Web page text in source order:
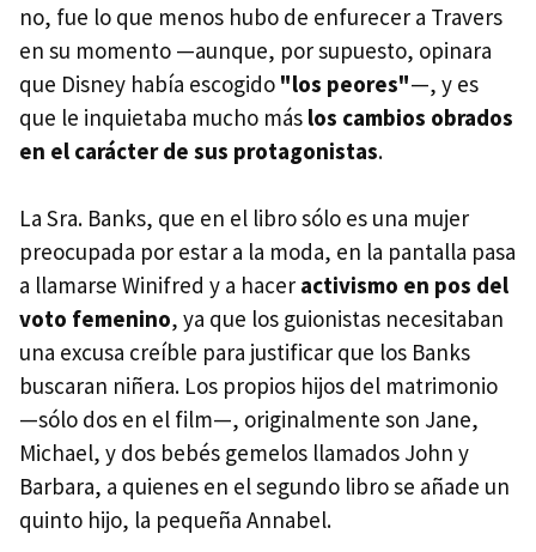
no, fue lo que menos hubo de enfurecer a Travers
en su momento —aunque, por supuesto, opinara
que Disney había escogido "los peores"—, y es
que le inquietaba mucho más los cambios obrados
en el carácter de sus protagonistas.
La Sra. Banks, que en el libro sólo es una mujer
preocupada por estar a la moda, en la pantalla pasa
a llamarse Winifred y a hacer activismo en pos del
voto femenino, ya que los guionistas necesitaban
una excusa creíble para justificar que los Banks
buscaran niñera. Los propios hijos del matrimonio
—sólo dos en el film—, originalmente son Jane,
Michael, y dos bebés gemelos llamados John y
Barbara, a quienes en el segundo libro se añade un
quinto hijo, la pequeña Annabel.